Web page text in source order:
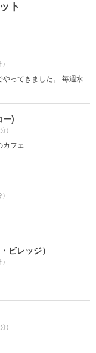
ト
ってきました。 毎週水
ー)
）
カフェ
ビレッジ）
）